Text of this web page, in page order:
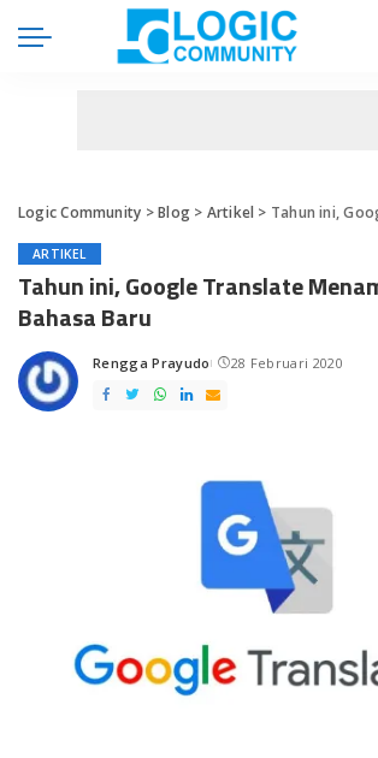
Logic Community >Blog> Artikel > Tahun ini, Google
ARTIKEL
Tahun ini, Google Translate
Bahasa Baru
Posted
by
Rengga Prayudo 28 Februari 2020